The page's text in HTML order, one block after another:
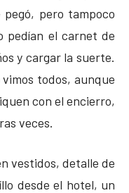
pero tampoco
pedían el carnet de
y cargar la suerte.
todos, aunque
con el encierro,
veces.
vestidos, detalle de
desde el hotel, un